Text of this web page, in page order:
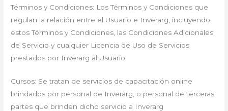
Términos y Condiciones: Los Términos y Condiciones que
regulan la relación entre el Usuario e Inverarg, incluyendo
estos Términos y Condiciones, las Condiciones Adicionales
de Servicio y cualquier Licencia de Uso de Servicios
prestados por Inverarg al Usuario.
Cursos: Se tratan de servicios de capacitación online
brindados por personal de Inverarg, o personal de terceras
partes que brinden dicho servicio a Inverarg